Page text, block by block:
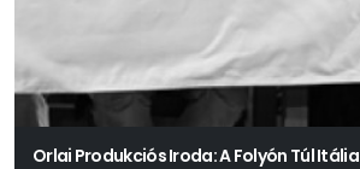
Orlai Produkciós Iroda: A Folyón Túl Itália